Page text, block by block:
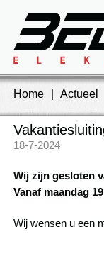
Home Actueel
18-7-2024
Wij zijn gesloten
Vanaf maandag
Wij wensen u een